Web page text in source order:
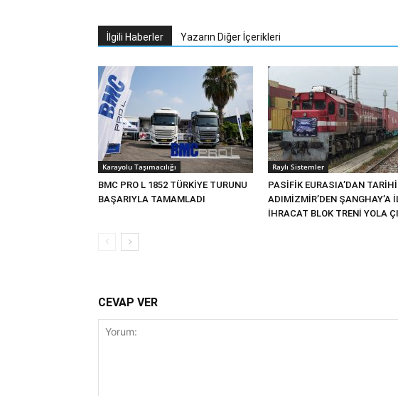
İlgili Haberler Yazarın Diğer İçerikleri
Karayolu Taşımacılığı
BMC PRO L 1852 TÜRKİYE TURUNU
BAŞARIYLA TAMAMLADI
Raylı Sistemler
PASİFİK EURASIA’DAN TARİHİ
ADIMİZMİR’DEN ŞANGHAY’A
İHRACAT BLOK TRENİ YOLA
CEVAP VER